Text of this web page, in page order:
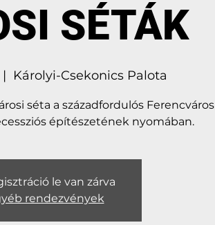
SÉTÁK
Károlyi-Csekonics Palota
séta a századfordulós Ferencváros
építészetének nyomában.
le van zárva
rendezvények